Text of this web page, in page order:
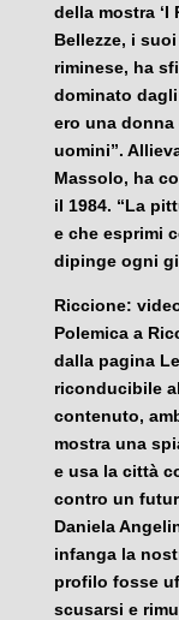
della mostra
Bellezze, i
riminese, ha
dominato
ero una
uomini”.
Massolo, ha
il 1984. “La
e che esprimi
dipinge ogni
Riccione:
Polemica a
dalla pagina
riconducibile
contenuto,
mostra una
e usa la città
contro un
Daniela
infanga la
profilo fosse
scusarsi e